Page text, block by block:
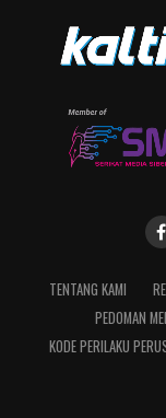
TENTANG KAMI
PEDOMAN
KODE PERILAKU